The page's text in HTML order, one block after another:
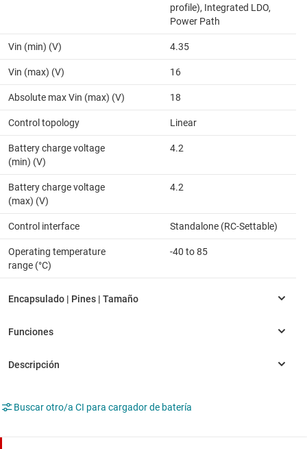
profile), Integrated LDO,
Power Path
Vin (min) (V) 4.35
Vin (max) (V) 16
Absolute max Vin (max) (V) 18
Control topology Linear
Battery charge voltage
(min) (V)
4.2
Battery charge voltage
(max) (V)
4.2
Control interface Standalone (RC-Settable)
Operating temperature
range (°C)
-40 to 85
Buscar otro/a CI para cargador de batería